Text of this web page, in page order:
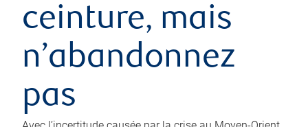
ceinture, mais
n’abandonnez
pas